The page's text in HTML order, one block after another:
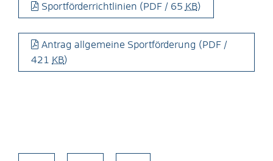
Sportförderrichtlinien (PDF / 65 KB)
Antrag allgemeine Sportförderung (PDF /
421 KB)